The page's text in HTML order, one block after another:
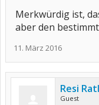
Merkwürdig ist,
aber den
11. März 2016
Resi
Guest